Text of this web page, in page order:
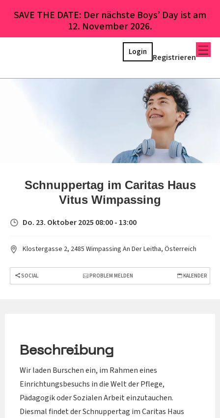
SAVE THE DATE: Der nächste Boys’ Day ist am
12. November 2026.
Registrieren
Login
Schnuppertag im Caritas Haus
Vitus Wimpassing
Do. 23. Oktober 2025 08:00 - 13:00
Klostergasse 2, 2485 Wimpassing An Der Leitha, Österreich
SOCIAL PROBLEM MELDEN KALENDER
Beschreibung
Wir laden Burschen ein, im Rahmen eines
Einrichtungsbesuchs in die Welt der Pflege,
Pädagogik oder Sozialen Arbeit einzutauchen.
Diesmal findet der Schnuppertag im Caritas Haus